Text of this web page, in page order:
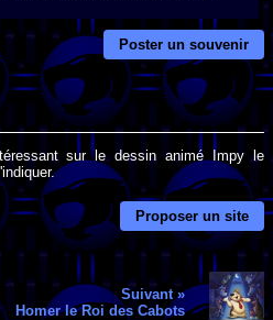
Poster un souvenir
sur le dessin animé Impy le
Proposer un site
Suivant »
Homer le Roi des Cabots